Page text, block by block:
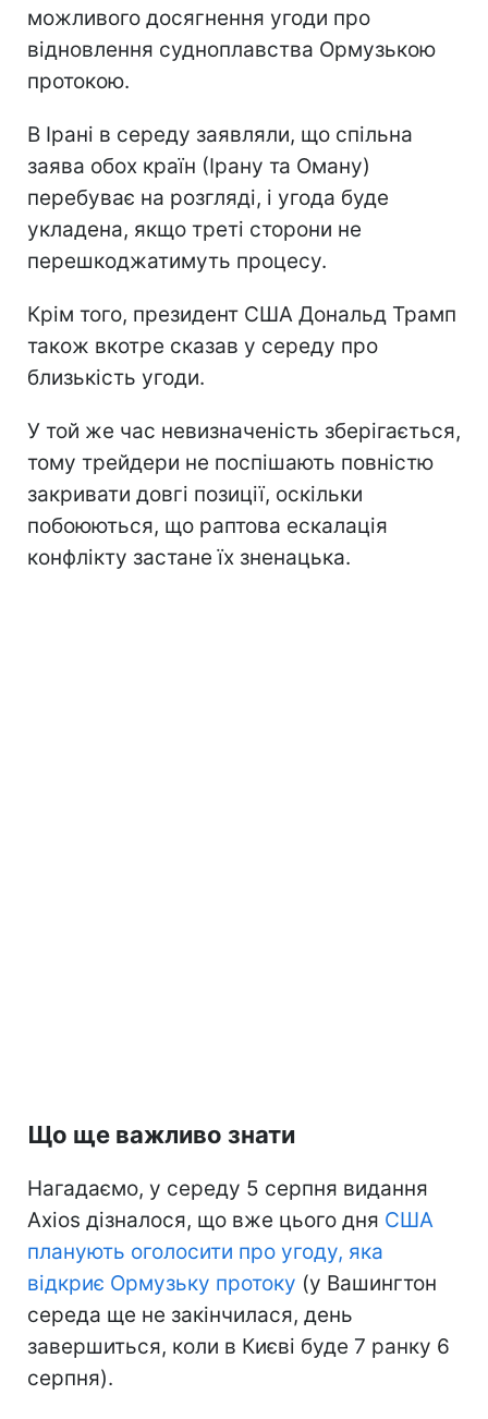
можливого досягнення угоди про
відновлення судноплавства Ормузькою
протокою.
В Ірані в середу заявляли, що спільна
заява обох країн (Ірану та Оману)
перебуває на розгляді, і угода буде
укладена, якщо треті сторони не
перешкоджатимуть процесу.
Крім того, президент США Дональд Трамп
також вкотре сказав у середу про
близькість угоди.
У той же час невизначеність зберігається,
тому трейдери не поспішають повністю
закривати довгі позиції, оскільки
побоюються, що раптова ескалація
конфлікту застане їх зненацька.
Що ще важливо знати
Нагадаємо, у середу 5 серпня видання
Axios дізналося, що вже цього дня США
планують оголосити про угоду, яка
відкриє Ормузьку протоку (у Вашингтон
середа ще не закінчилася, день
завершиться, коли в Києві буде 7 ранку 6
серпня).